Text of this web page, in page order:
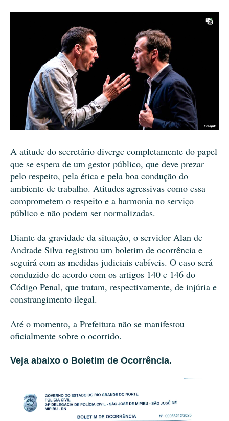
A atitude do secretário diverge completamente do papel
que se espera de um gestor público, que deve prezar
pelo respeito, pela ética e pela boa condução do
ambiente de trabalho. Atitudes agressivas como essa
comprometem o respeito e a harmonia no serviço
público e não podem ser normalizadas.
Diante da gravidade da situação, o servidor Alan de
Andrade Silva registrou um boletim de ocorrência e
seguirá com as medidas judiciais cabíveis. O caso será
conduzido de acordo com os artigos 140 e 146 do
Código Penal, que tratam, respectivamente, de injúria e
constrangimento ilegal.
Até o momento, a Prefeitura não se manifestou
oficialmente sobre o ocorrido.
Veja abaixo o Boletim de Ocorrência.